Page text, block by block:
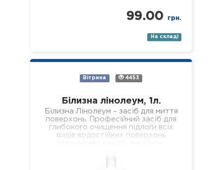
99.00 грн.
На складі
Вітрина 4453
Білизна лінолеум, 1л.
Білизна Лінолеум – засіб для миття
поверхонь. Професійний засіб для
глибокого очищення підлоги всіх
видів водостійких поверхонь